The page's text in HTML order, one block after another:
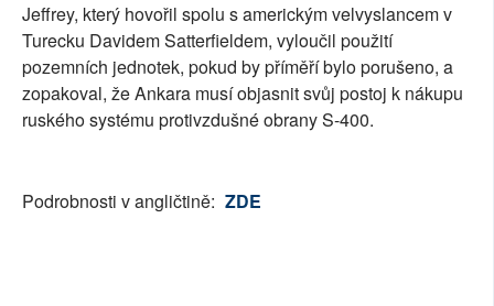
Jeffrey, který hovořil spolu s americkým velvyslancem v
Turecku Davidem Satterfieldem, vyloučil použití
pozemních jednotek, pokud by příměří bylo porušeno, a
zopakoval, že Ankara musí objasnit svůj postoj k nákupu
ruského systému protivzdušné obrany S-400.
Podrobnosti v angličtině: ZDE